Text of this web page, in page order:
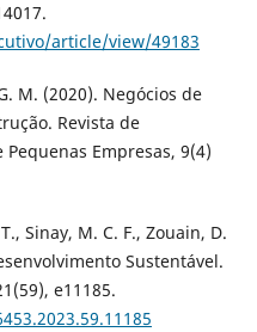
article/view/49183
M. (2020). Negócios de
Revista de
Empresas, 9(4)
Sinay, M. C. F., Zouain, D.
Sustentável.
e11185.